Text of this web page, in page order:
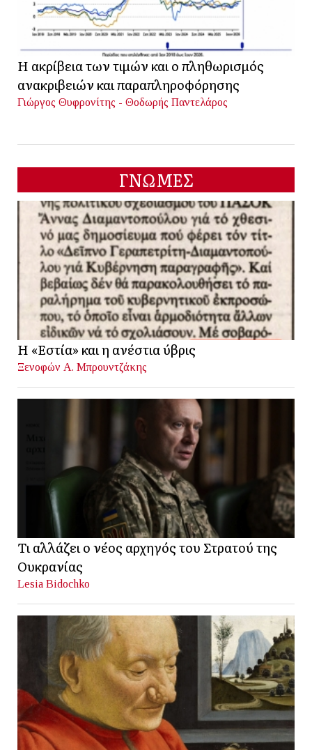
Η ακρίβεια των τιμών και ο πληθωρισμός
ανακριβειών και παραπληροφόρησης
Γιώργος Θυφρονίτης - Θοδωρής Παντελάρος
ΓΝΩΜΕΣ
Η «Εστία» και η ανέστια ύβρις
Ξενοφών Α. Μπρουντζάκης
Τι αλλάζει ο νέος αρχηγός του Στρατού της
Ουκρανίας
Lesia Bidochko